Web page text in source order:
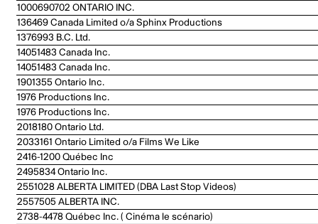
1000690702 ONTARIO INC.
136469 Canada Limited o/a Sphinx Productions
1376993 B.C. Ltd.
14051483 Canada Inc.
14051483 Canada Inc.
1901355 Ontario Inc.
1976 Productions Inc.
1976 Productions Inc.
2018180 Ontario Ltd.
2033161 Ontario Limited o/a Films We Like
2416-1200 Québec Inc
2495834 Ontario Inc.
2551028 ALBERTA LIMITED (DBA Last Stop Videos)
2557505 ALBERTA INC.
2738-4478 Québec Inc. ( Cinéma le scénario)